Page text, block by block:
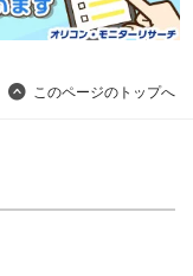
このページのトップへ